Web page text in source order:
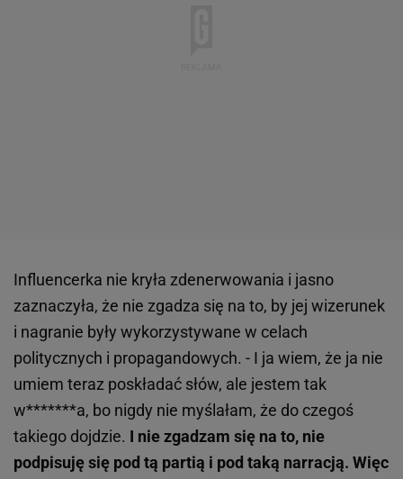
Influencerka nie kryła zdenerwowania i jasno
zaznaczyła, że nie zgadza się na to, by jej wizerunek
i nagranie były wykorzystywane w celach
politycznych i propagandowych. - I ja wiem, że ja nie
umiem teraz poskładać słów, ale jestem tak
w*******a, bo nigdy nie myślałam, że do czegoś
takiego dojdzie. I nie zgadzam się na to, nie
podpisuję się pod tą partią i pod taką narracją. Więc